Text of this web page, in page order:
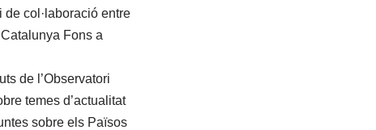
col·laboració entre
Fons a
de l’Observatori
temes d’actualitat
sobre els Països